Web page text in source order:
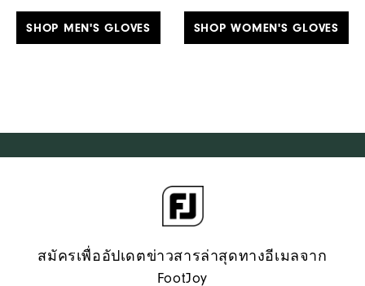
SHOP MEN'S GLOVES SHOP WOMEN'S GLOVES
สมัครเพื่ออัปเดตข่าวสารล่าสุดทางอีเมลจาก
FootJoy